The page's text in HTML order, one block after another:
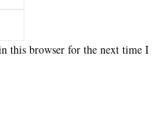
this browser for the next time I